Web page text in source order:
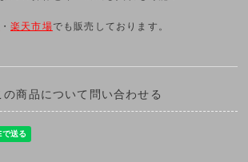
・楽天市場でも販売しております。
の商品について問い合わせる